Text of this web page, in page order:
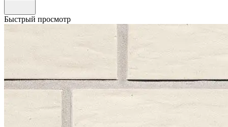
Быстрый просмотр